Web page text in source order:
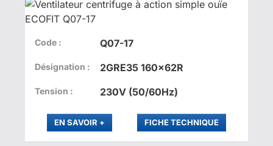
Code : Q07-17
Désignation : 2GRE35 160x62R
Tension : 230V (50/60Hz)
EN SAVOIR PLUS
+ FICHE TECHNIQUE